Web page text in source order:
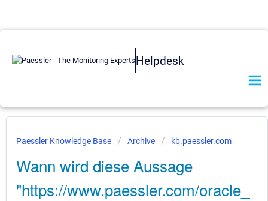
Helpdesk
Paessler Knowledge Base Archive kb.paessler.com
Wann wird diese Aussage
"https://www.paessler.com/oracle_